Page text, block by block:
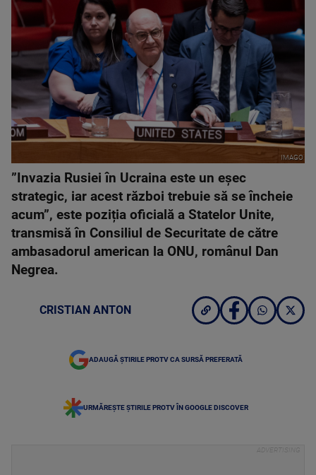
IMAGO
”Invazia Rusiei în Ucraina este un eșec
strategic, iar acest război trebuie să se încheie
acum”, este poziția oficială a Statelor Unite,
transmisă în Consiliul de Securitate de către
ambasadorul american la ONU, românul Dan
Negrea.
CRISTIAN ANTON
ADAUGĂ ȘTIRILE PROTV CA SURSĂ PREFERATĂ
URMĂREȘTE ȘTIRILE PROTV ÎN GOOGLE DISCOVER